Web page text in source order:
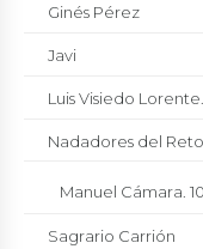
Ginés Pérez
Javi
Luis Visiedo
Nadadores del Reto
Manuel Cámara.
Sagrario Carrión